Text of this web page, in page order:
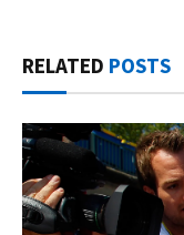
RELATED POSTS